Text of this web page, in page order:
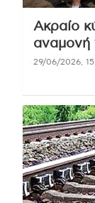
Ακραίο
αναμονή
29/06/2026,